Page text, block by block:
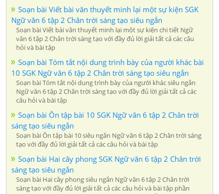
Soạn bài Viết bài văn thuyết minh lại một sự kiện SGK
Ngữ văn 6 tập 2 Chân trời sáng tạo siêu ngắn
Soạn bài Viết bài văn thuyết minh lại một sự kiện chi tiết Ngữ
văn 6 tập 2 Chân trời sáng tạo với đầy đủ lời giải tất cả các câu
hỏi và bài tập
Soạn bài Tóm tắt nội dung trình bày của người khác bài
10 SGK Ngữ văn 6 tập 2 Chân trời sáng tạo siêu ngắn
Soạn bài Tóm tắt nội dung trình bày của người khác siêu ngắn
Ngữ văn 6 tập 2 Chân trời sáng tạo với đầy đủ lời giải tất cả các
câu hỏi và bài tập
Soạn bài Ôn tập bài 10 SGK Ngữ văn 6 tập 2 Chân trời
sáng tạo siêu ngắn
Soạn bài Ôn tập bài 10 siêu ngắn Ngữ văn 6 tập 2 Chân trời sáng
tạo với đầy đủ lời giải tất cả các câu hỏi và bài tập
Soạn bài Hai cây phong SGK Ngữ văn 6 tập 2 Chân trời
sáng tạo siêu ngắn
Soạn bài Hai cây phong siêu ngắn Ngữ văn 6 tập 2 Chân trời
sáng tạo với đầy đủ lời giải tất cả các câu hỏi và bài tập phần